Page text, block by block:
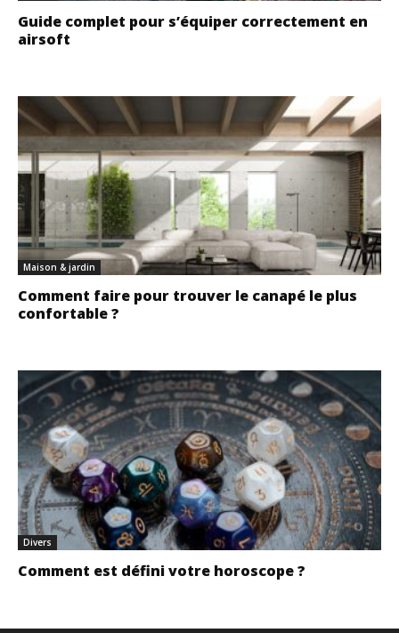
Guide complet pour s’équiper correctement en
airsoft
Maison & jardin
Comment faire pour trouver le canapé le plus
confortable ?
Divers
Comment est défini votre horoscope ?